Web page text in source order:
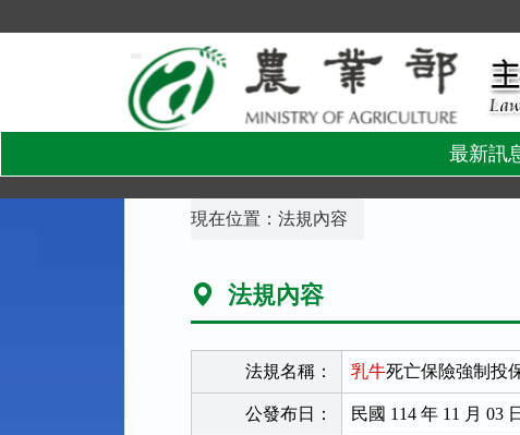
到
區
最新訊
現在位置：法規內容
法規內容
法規名稱： 乳牛死亡保險強制投
公發布日： 民國 114 年 11 月 03 日